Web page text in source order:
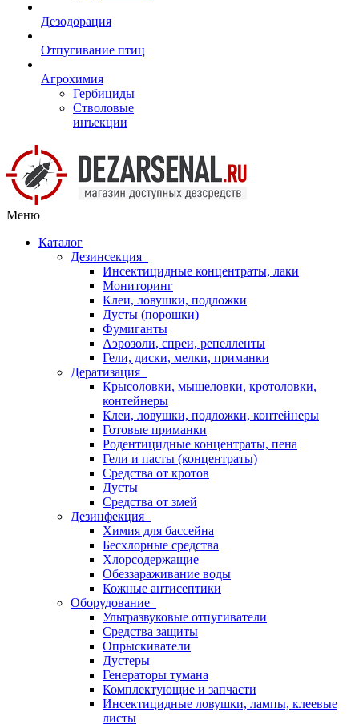
Дезодорация
Отпугивание птиц
Агрохимия
Гербициды
Стволовые
инъекции
Меню
Каталог
Дезинсекция
Инсектицидные концентраты, лаки
Мониторинг
Клеи, ловушки, подложки
Дусты (порошки)
Фумиганты
Аэрозоли, спреи, репелленты
Гели, диски, мелки, приманки
Дератизация
Крысоловки, мышеловки, кротоловки,
контейнеры
Клеи, ловушки, подложки, контейнеры
Готовые приманки
Родентицидные концентраты, пена
Гели и пасты (концентраты)
Средства от кротов
Дусты
Средства от змей
Дезинфекция
Химия для бассейна
Бесхлорные средства
Хлорсодержащие
Обеззараживание воды
Кожные антисептики
Оборудование
Ультразвуковые отпугиватели
Средства защиты
Опрыскиватели
Дустеры
Генераторы тумана
Комплектующие и запчасти
Инсектицидные ловушки, лампы, клеевые
листы